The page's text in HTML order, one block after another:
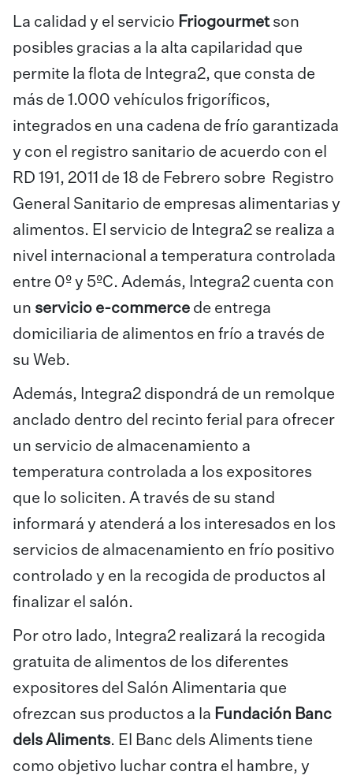
La calidad y el servicio Friogourmetson
posibles gracias a la alta capilaridad que
permite la flota de Integra2, que consta de
más de 1.000 vehículos frigoríficos,
integrados en una cadena de frío garantizada
y con el registro sanitario de acuerdo con el
RD 191, 2011 de 18 de Febrero sobre Registro
General Sanitario de empresas alimentarias y
alimentos. El servicio de Integra2 se realiza a
nivel internacional a temperatura controlada
entre 0º y 5ºC. Además, Integra2 cuenta con
un servicio e-commerce de entrega
domiciliaria de alimentos en frío a través de
su Web.
Además, Integra2 dispondrá de un remolque
anclado dentro del recinto ferial para ofrecer
un servicio de almacenamiento a
temperatura controlada a los expositores
que lo soliciten. A través de su stand
informará y atenderá a los interesados en los
servicios de almacenamiento en frío positivo
controlado y en la recogida de productos al
finalizar el salón.
Por otro lado, Integra2 realizará la recogida
gratuita de alimentos de los diferentes
expositores del Salón Alimentaria que
ofrezcan sus productos a la Fundación Banc
dels Aliments. El Banc dels Aliments tiene
como objetivo luchar contra el hambre, y